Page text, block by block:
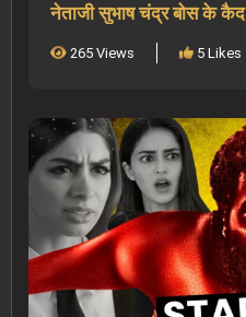
नेताजी सुभाष चंद्र बोस के
265 Views 5 Likes